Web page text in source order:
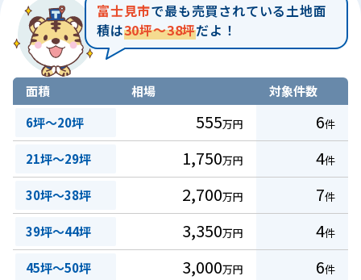
富士見市で最も売買されている土地面
積は30坪～38坪だよ！
面積 相場
対象件数
6坪～20坪
555万円 6件
21坪～29坪 1,750万円 4件
30坪～38坪 2,700万円 7件
39坪～44坪 3,350万円 4件
45坪～50坪 3,000万円 6件